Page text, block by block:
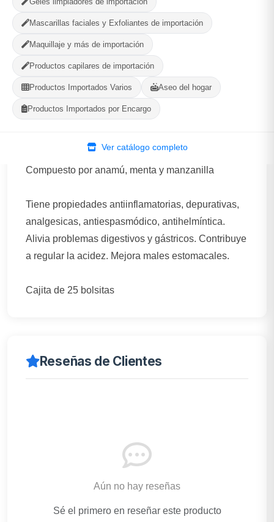
Mascarillas faciales y Exfoliantes de importación
Maquillaje y más de importación
Productos capilares de importación
Productos Importados Varios Aseo del hogar
Productos Importados por Encargo
Ver catálogo completo
CALIFICACIÓN
WhatsApp
Compuesto por anamú, menta y manzanilla
Tiene propiedades antiinflamatorias, depurativas,
analgesicas, antiespasmódico, antihelmíntica.
Alivia problemas digestivos y gástricos. Contribuye
a regular la acidez. Mejora males estomacales.
Cajita de 25 bolsitas
Reseñas de Clientes
Aún no hay reseñas
Sé el primero en reseñar este producto